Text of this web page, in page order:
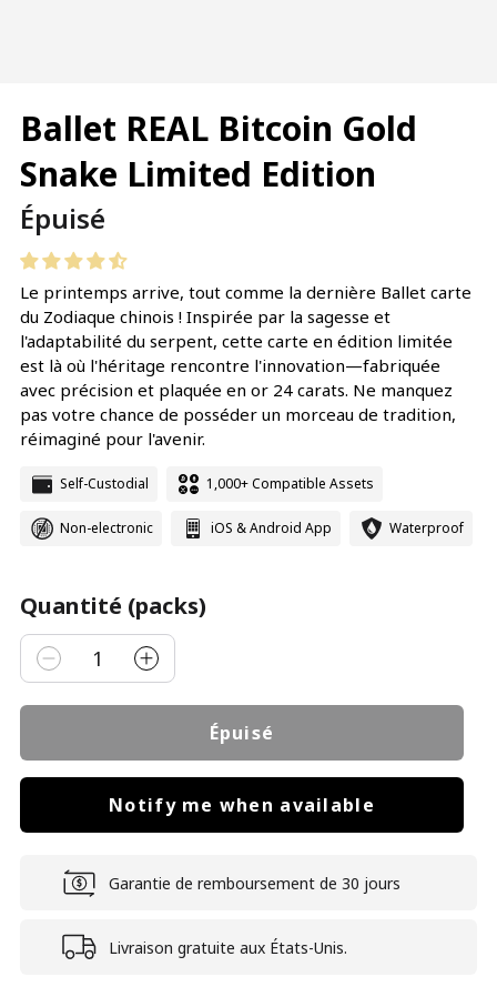
Ballet REAL Bitcoin Gold
Snake Limited Edition
Prix
régulier
Épuisé
Le printemps arrive, tout comme la dernière Ballet carte
du Zodiaque chinois ! Inspirée par la sagesse et
l'adaptabilité du serpent, cette carte en édition limitée
est là où l'héritage rencontre l'innovation—fabriquée
avec précision et plaquée en or 24 carats. Ne manquez
pas votre chance de posséder un morceau de tradition,
réimaginé pour l'avenir.
Self-Custodial 1,000+ Compatible Assets
Non-electronic iOS & Android App Waterproof
Quantité (packs)
1
Épuisé
Notify me when available
Garantie de remboursement de 30 jours
Livraison gratuite aux États-Unis.